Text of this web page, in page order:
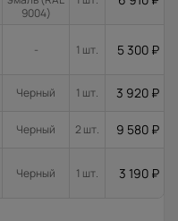
9004)
- 1 шт. 5 300 ₽
Черный 1 шт. 3 920 ₽
Черный 2 шт. 9 580 ₽
Черный 1 шт. 3 190 ₽